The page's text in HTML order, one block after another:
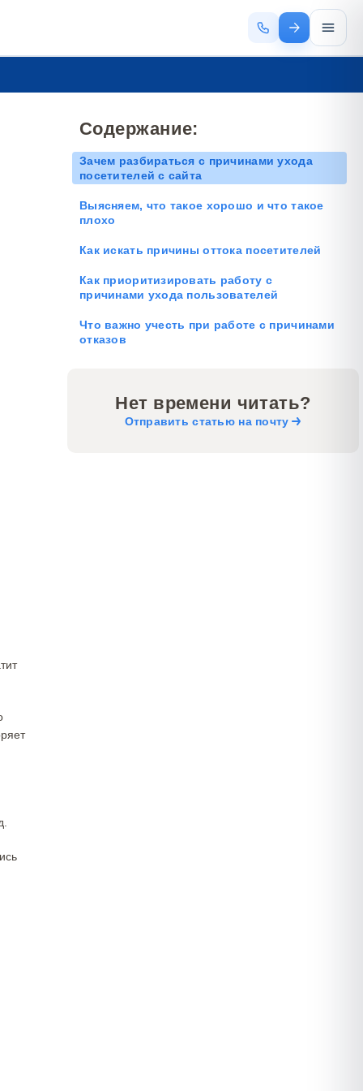
Содержание:
Зачем разбираться с причинами ухода
посетителей с сайта
Выясняем, что такое хорошо и что такое
плохо
Как искать причины оттока посетителей
Как приоритизировать работу с
причинами ухода пользователей
Что важно учесть при работе с причинами
отказов
Нет времени читать?
Отправить статью на почту